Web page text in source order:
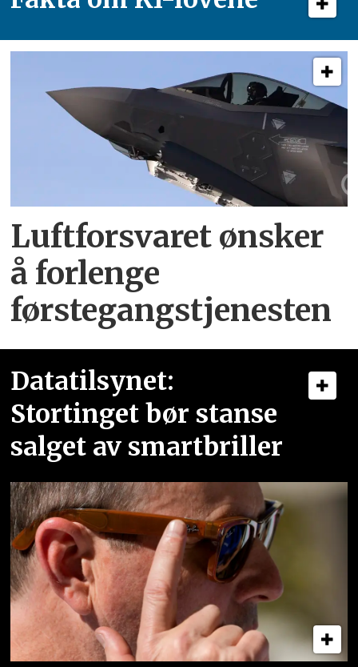
Luftforsvaret ønsker
å forlenge
førstegangstjenesten
Datatilsynet:
Stortinget bør stanse
salget av smartbriller